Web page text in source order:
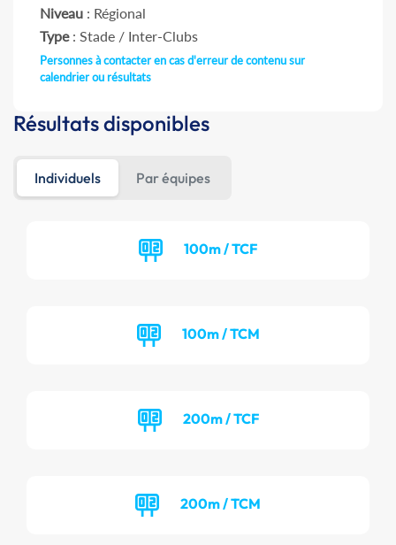
Niveau : Régional
Type: Stade / Inter-Clubs
Personnes à contacter en cas d'erreur de contenu sur
calendrier ou résultats
Résultats disponibles
Individuels Par équipes
100m / TCF
100m / TCM
200m / TCF
200m / TCM